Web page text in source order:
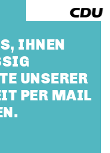
IHNEN
Z
UNSERER P
PER MAIL Z